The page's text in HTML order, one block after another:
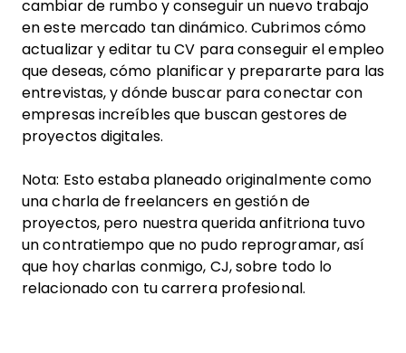
cambiar de rumbo y conseguir un nuevo trabajo
en este mercado tan dinámico. Cubrimos cómo
actualizar y editar tu CV para conseguir el empleo
que deseas, cómo planificar y prepararte para las
entrevistas, y dónde buscar para conectar con
empresas increíbles que buscan gestores de
proyectos digitales.
Nota: Esto estaba planeado originalmente como
una charla de freelancers en gestión de
proyectos, pero nuestra querida anfitriona tuvo
un contratiempo que no pudo reprogramar, así
que hoy charlas conmigo, CJ, sobre todo lo
relacionado con tu carrera profesional.